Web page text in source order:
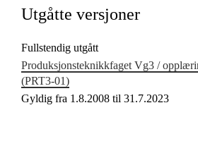
Utgåtte versjoner
Fullstendig utgått
Produksjonsteknikkfaget Vg3 /
(PRT3‑01)
Gyldig fra 1.8.2008 til 31.7.2023